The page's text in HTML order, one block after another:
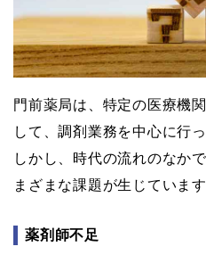
門前薬局は、特定の医療機
して、調剤業務を中心に行
しかし、時代の流れのなか
まざまな課題が生じています
薬剤師不足